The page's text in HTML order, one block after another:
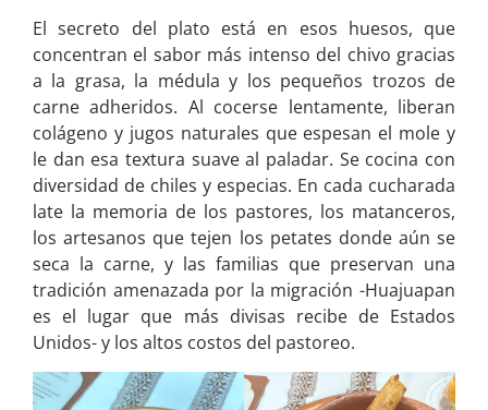
El secreto del plato está en esos huesos, que
concentran el sabor más intenso del chivo gracias
a la grasa, la médula y los pequeños trozos de
carne adheridos. Al cocerse lentamente, liberan
colágeno y jugos naturales que espesan el mole y
le dan esa textura suave al paladar. Se cocina con
diversidad de chiles y especias. En cada cucharada
late la memoria de los pastores, los matanceros,
los artesanos que tejen los petates donde aún se
seca la carne, y las familias que preservan una
tradición amenazada por la migración -Huajuapan
es el lugar que más divisas recibe de Estados
Unidos- y los altos costos del pastoreo.